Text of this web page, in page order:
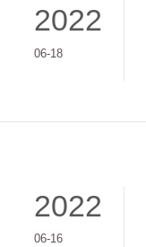
2022
06-18
2022
06-16